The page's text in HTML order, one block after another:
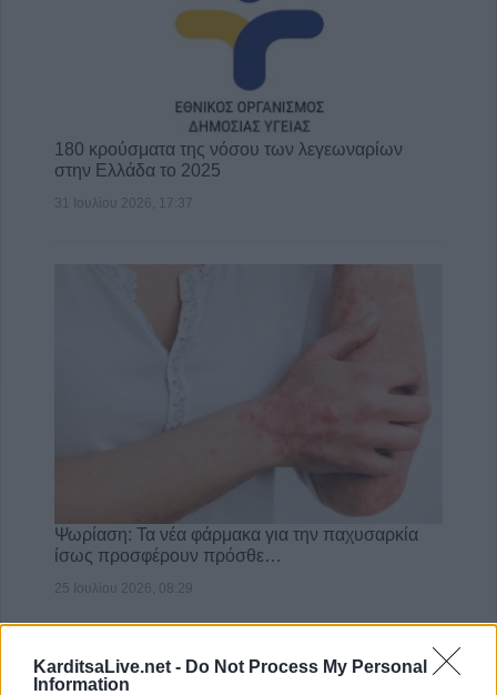
KarditsaLive.net - Do Not Process My Personal
Information
180 κρούσματα της νόσου των λεγεωναρίων
στην Ελλάδα το 2025
31 Ιουλίου 2026, 17:37
Ψωρίαση: Τα νέα φάρμακα για την παχυσαρκία
ίσως προσφέρουν πρόσθε…
25 Ιουλίου 2026, 08:29